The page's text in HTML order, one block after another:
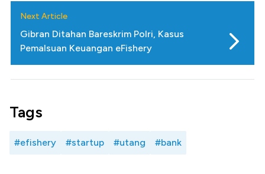
Next Article
Gibran Ditahan Bareskrim Polri, Kasus
Pemalsuan Keuangan eFishery
Tags
#efishery #startup #utang #bank